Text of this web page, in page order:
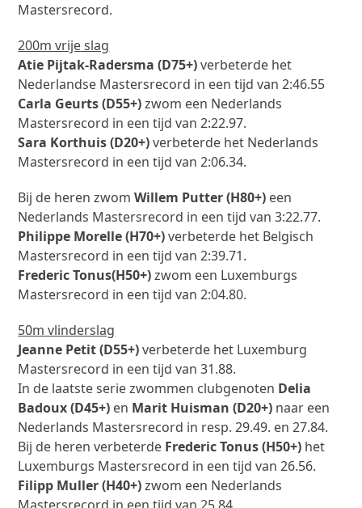
Mastersrecord.
200m vrije slag
Atie Pijtak-Radersma (D75+)verbeterde het
Nederlandse Mastersrecord in een tijd van 2:46.55
Carla Geurts (D55+)zwom een Nederlands
Mastersrecord in een tijd van 2:22.97.
Sara Korthuis (D20+)verbeterde het Nederlands
Mastersrecord in een tijd van 2:06.34.
Bij de heren zwomWillem Putter (H80+) een
Nederlands Mastersrecord in een tijd van 3:22.77.
Philippe Morelle (H70+)verbeterde het Belgisch
Mastersrecord in een tijd van 2:39.71.
Frederic Tonus(H50+)zwom een Luxemburgs
Mastersrecord in een tijd van 2:04.80.
50m vlinderslag
Jeanne Petit (D55+)verbeterde het Luxemburg
Mastersrecord in een tijd van 31.88.
In de laatste serie zwommen clubgenoten Delia
Badoux (D45+) en Marit Huisman (D20+) naar een
Nederlands Mastersrecord in resp. 29.49. en 27.84.
Bij de heren verbeterde Frederic Tonus (H50+) het
Luxemburgs Mastersrecord in een tijd van 26.56.
Filipp Muller (H40+)zwom een Nederlands